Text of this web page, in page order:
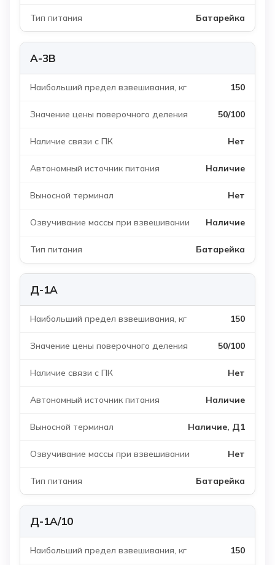
Батарейка
А-3В
150
50/100
Нет
Наличие
Нет
Наличие
Батарейка
Д-1А
150
50/100
Нет
Наличие
Наличие, Д1
Нет
Батарейка
Д-1А/10
150